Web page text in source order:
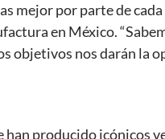
mejor por parte de
en México.
objetivos nos darán la
han producido icónicos